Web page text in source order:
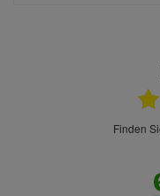
finden Sie einige der Rezensionen